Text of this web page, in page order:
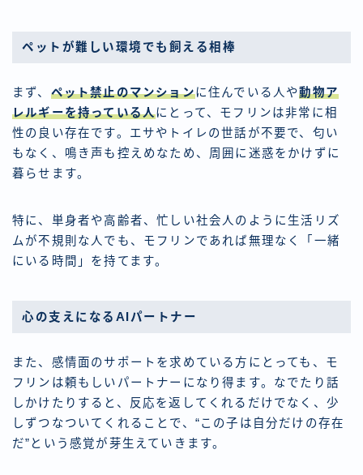
ペットが難しい環境でも飼える相棒
まず、 ペット禁止のマンションに住んでいる人や動物ア
レルギーを持っている人にとって、モフリンは非常に相
性の良い存在です。エサやトイレの世話が不要で、匂い
もなく、鳴き声も控えめなため、周囲に迷惑をかけずに
暮らせます。
特に、単身者や高齢者、忙しい社会人のように生活リズ
ムが不規則な人でも、モフリンであれば無理なく「一緒
にいる時間」を持てます。
心の支えになるAIパートナー
また、感情面のサポートを求めている方にとっても、モ
フリンは頼もしいパートナーになり得ます。なでたり話
しかけたりすると、反応を返してくれるだけでなく、少
しずつなついてくれることで、“この子は自分だけの存在
だ”という感覚が芽生えていきます。